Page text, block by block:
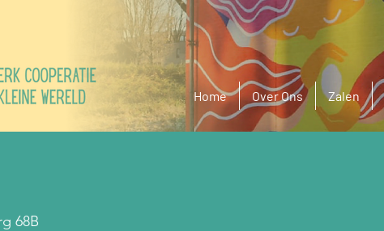
Home Over Ons Zalen
68B